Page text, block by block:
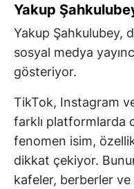
Yakup
Yakup Şahkulubey,
sosyal medya
gösteriyor.
TikTok, Instagram
farklı platformlarda
fenomen isim,
dikkat çekiyor.
kafeler, berberler ve